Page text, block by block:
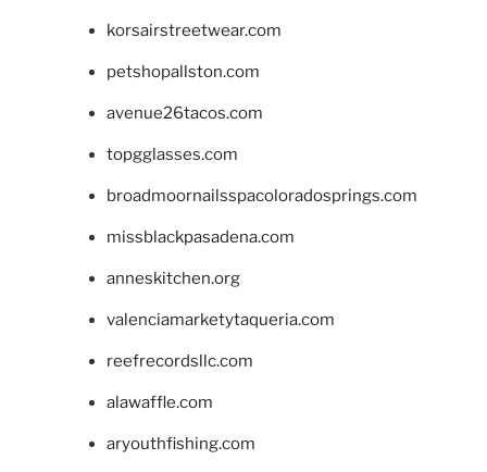
korsairstreetwear.com
petshopallston.com
avenue26tacos.com
topgglasses.com
broadmoornailsspacoloradosprings.com
missblackpasadena.com
anneskitchen.org
valenciamarketytaqueria.com
reefrecordsllc.com
alawaffle.com
aryouthfishing.com